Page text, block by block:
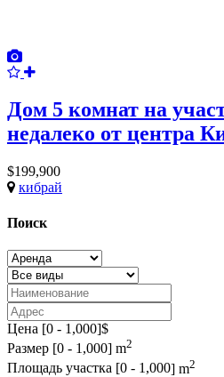
Дом 5 комнат на
недалеко от центра
$199,900
кибрай
Поиск
Цена [0 - 1,000]$
Размер [0 - 1,000] m2
Площадь участка [0 - 1,000] m2